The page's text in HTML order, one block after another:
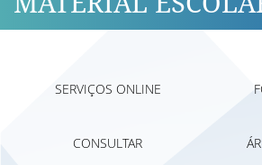
SERVIÇOS ONLINE
CONSULTAR